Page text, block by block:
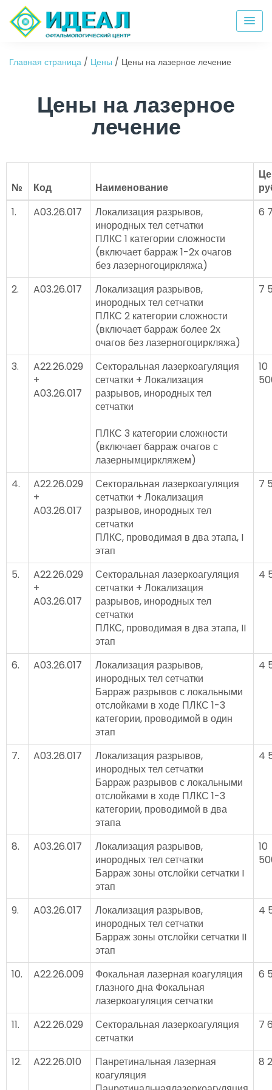
Главная страница / Цены / Цены на лазерное лечение
Цены на лазерное
лечение
№ Код Наименование
1.
A03.26.017
Локализация разрывов,
инородных тел сетчатки
ПЛКС 1 категории сложности
(включает барраж 1-2х очагов
без лазерногоциркляжа)
6
2. A03.26.017
Локализация разрывов,
инородных тел сетчатки
ПЛКС 2 категории сложности
(включает барраж более 2х
очагов без лазерногоциркляжа)
7
3.
A22.26.029
+
A03.26.017
Секторальная лазеркоагуляция
сетчатки + Локализация
разрывов, инородных тел
сетчатки
ПЛКС 3 категории сложности
(включает барраж очагов с
лазернымциркляжем)
10
4.
A22.26.029
+
A03.26.017
Секторальная лазеркоагуляция
сетчатки + Локализация
разрывов, инородных тел
сетчатки
ПЛКС, проводимая в два этапа, I
этап
7
5.
A22.26.029
+
A03.26.017
Секторальная лазеркоагуляция
сетчатки + Локализация
разрывов, инородных тел
сетчатки
ПЛКС, проводимая в два этапа, II
этап
4
6. A03.26.017
Локализация разрывов,
инородных тел сетчатки
Барраж разрывов с локальными
отслойками в ходе ПЛКС 1-3
категории, проводимой в один
этап
4
7. A03.26.017
Локализация разрывов,
инородных тел сетчатки
Барраж разрывов с локальными
отслойками в ходе ПЛКС 1-3
категории, проводимой в два
этапа
4
8. A03.26.017
Локализация разрывов,
инородных тел сетчатки
Барраж зоны отслойки сетчатки I
этап
10
9. A03.26.017
Локализация разрывов,
инородных тел сетчатки
Барраж зоны отслойки сетчатки II
этап
4
10. A22.26.009
Фокальная лазерная коагуляция
глазного дна Фокальная
лазеркоагуляция сетчатки
6
11. A22.26.029
Секторальная лазеркоагуляция
сетчатки
7
12. A22.26.010
Панретинальная лазерная
коагуляция
8